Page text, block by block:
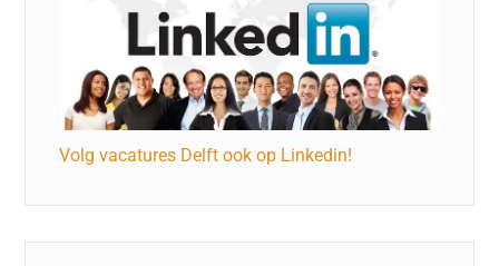
Volg vacatures Delft ook op Linkedin!